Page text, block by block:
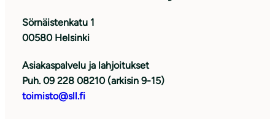
Sörnäistenkatu 1
00580 Helsinki
Asiakaspalvelu ja lahjoitukset
Puh. 09 228 08210 (arkisin 9-15)
toimisto@sll.fi